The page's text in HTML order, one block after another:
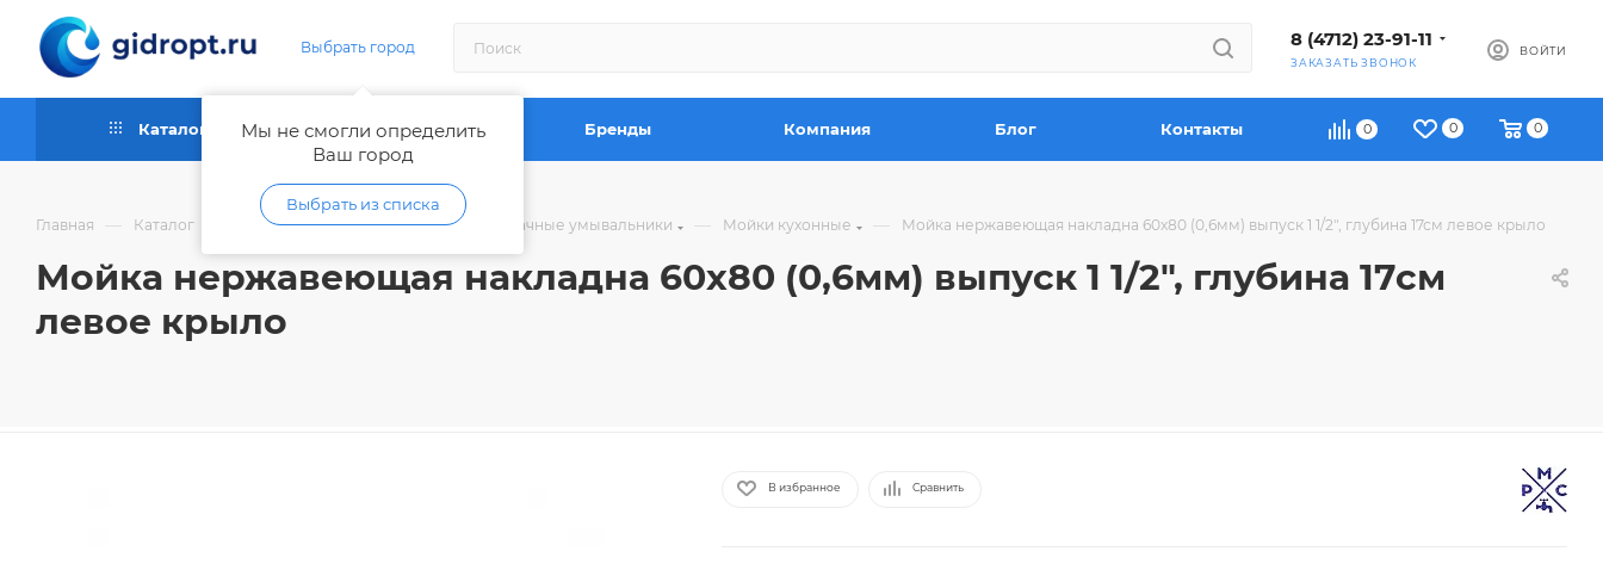
Выбрать город
Мы не смогли определить
Ваш город
Выбрать из списка
8 (4712) 23-91-11
ЗАКАЗАТЬ ЗВОНОК
ВОЙТИ
0 0 0
Каталог Как купить Бренды Компания Блог Контакты
Главная — Каталог Сантехника — Кухонные мойки, дачные умывальники — Мойки кухонные — Мойка нержавеющая накладна 60х80 (0,6мм) выпуск 1 1/2", глубина 17см левое крыло
Мойка нержавеющая накладна 60х80 (0,6мм) выпуск 1 1/2", глубина 17см
левое крыло
В избранное Сравнить